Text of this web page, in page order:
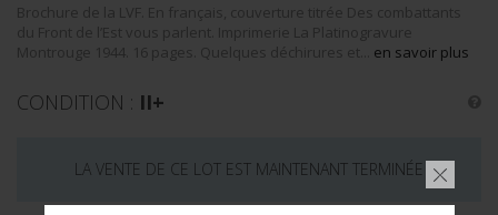
Brochure de la LVF. En français, couverture titrée Des combattants
du Front de l’Est vous parlent. Imprimerie La Platinogravure
Montrouge 1944. 16 pages. Quelques déchirures et... en savoir plus
CONDITION : II+
LA VENTE DE CE LOT EST MAINTENANT TERMINÉE